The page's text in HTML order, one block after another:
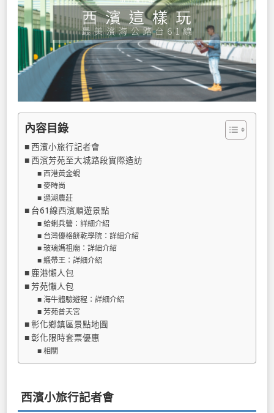
內容目錄
西濱小旅行記者會
西濱芳苑至大城路段實際造訪
西港黃金蜆
麥時尚
過湖農莊
台61線西濱順遊景點
蛤蜊兵營：詳細介紹
台灣優格餅乾學院：詳細介紹
玻璃媽祖廟：詳細介紹
緞帶王：詳細介紹
鹿港懶人包
芳苑懶人包
海牛體驗遊程：詳細介紹
芳苑普天宮
彰化鄉鎮區景點地圖
彰化限時套票優惠
相關
西濱小旅行記者會